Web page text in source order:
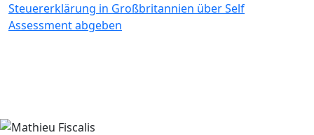
Steuererklärung in Großbritannien über Self
Assessment abgeben